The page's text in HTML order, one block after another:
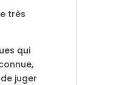
très
qui
juger